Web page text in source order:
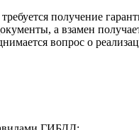
получение
а взамен
вопрос о